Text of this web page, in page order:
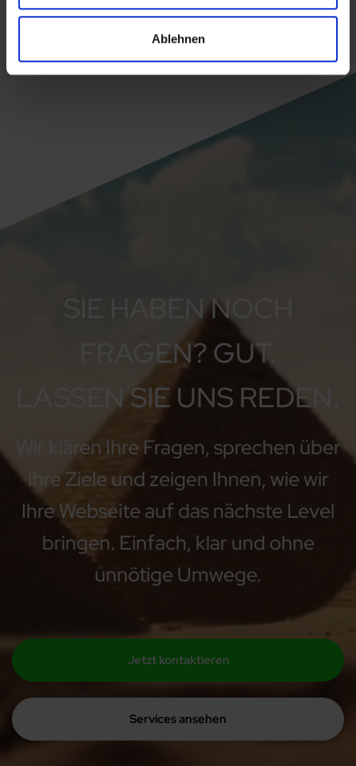
Ablehnen
SIE HABEN NOCH
FRAGEN? GUT.
LASSEN SIE UNS REDEN.
Wir klären Ihre Fragen, sprechen über
Ihre Ziele und zeigen Ihnen, wie wir
Ihre Webseite auf das nächste Level
bringen. Einfach, klar und ohne
unnötige Umwege.
Jetzt kontaktieren
Services ansehen